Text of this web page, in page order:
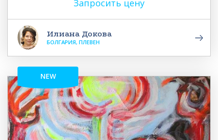
Запросить цену
Илиана Докова
БОЛГАРИЯ, ПЛЕВЕН
NEW